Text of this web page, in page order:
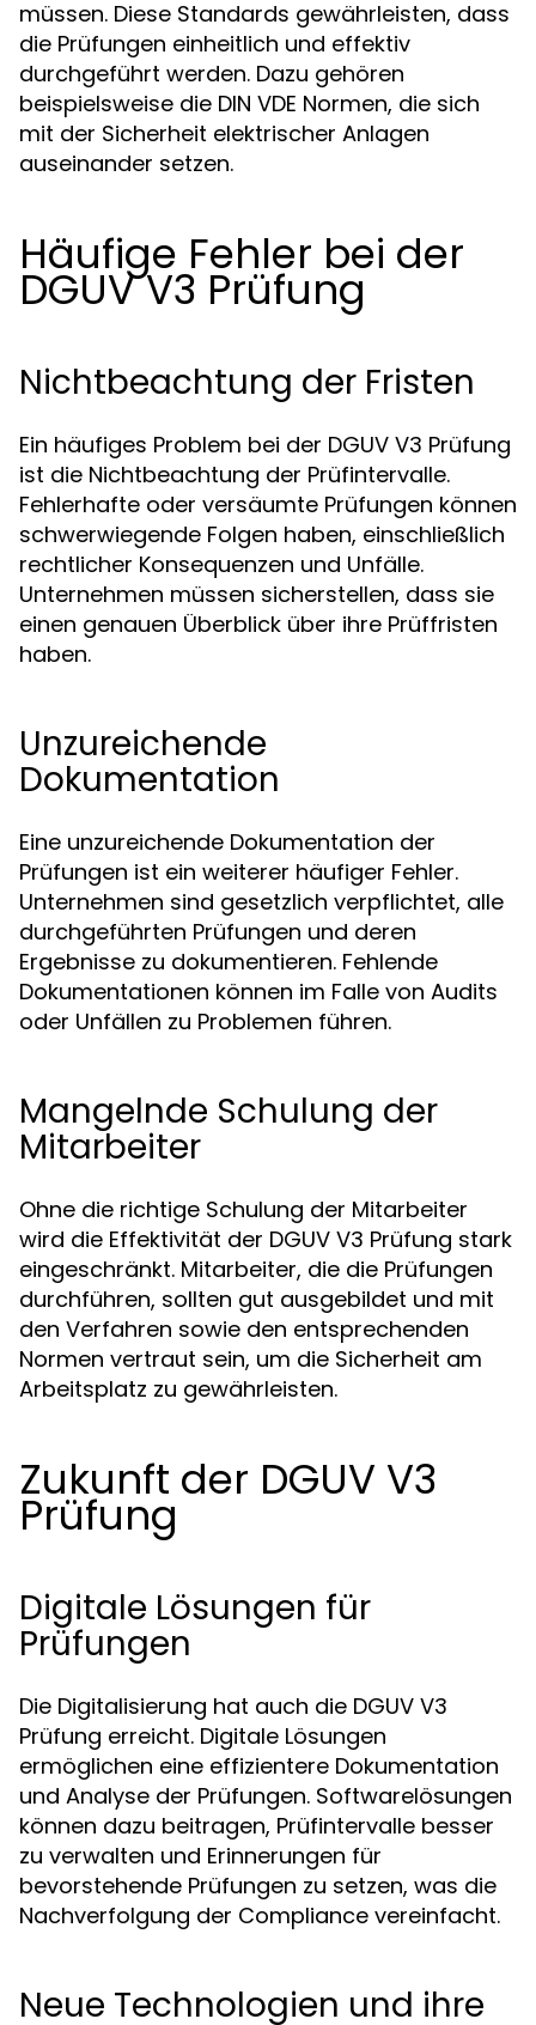
müssen. Diese Standards gewährleisten, dass
die Prüfungen einheitlich und effektiv
durchgeführt werden. Dazu gehören
beispielsweise die DIN VDE Normen, die sich
mit der Sicherheit elektrischer Anlagen
auseinander setzen.
Häufige Fehler bei der
DGUV V3 Prüfung
Nichtbeachtung der Fristen
Ein häufiges Problem bei der DGUV V3 Prüfung
ist die Nichtbeachtung der Prüfintervalle.
Fehlerhafte oder versäumte Prüfungen können
schwerwiegende Folgen haben, einschließlich
rechtlicher Konsequenzen und Unfälle.
Unternehmen müssen sicherstellen, dass sie
einen genauen Überblick über ihre Prüffristen
haben.
Unzureichende
Dokumentation
Eine unzureichende Dokumentation der
Prüfungen ist ein weiterer häufiger Fehler.
Unternehmen sind gesetzlich verpflichtet, alle
durchgeführten Prüfungen und deren
Ergebnisse zu dokumentieren. Fehlende
Dokumentationen können im Falle von Audits
oder Unfällen zu Problemen führen.
Mangelnde Schulung der
Mitarbeiter
Ohne die richtige Schulung der Mitarbeiter
wird die Effektivität der DGUV V3 Prüfung stark
eingeschränkt. Mitarbeiter, die die Prüfungen
durchführen, sollten gut ausgebildet und mit
den Verfahren sowie den entsprechenden
Normen vertraut sein, um die Sicherheit am
Arbeitsplatz zu gewährleisten.
Zukunft der DGUV V3
Prüfung
Digitale Lösungen für
Prüfungen
Die Digitalisierung hat auch die DGUV V3
Prüfung erreicht. Digitale Lösungen
ermöglichen eine effizientere Dokumentation
und Analyse der Prüfungen. Softwarelösungen
können dazu beitragen, Prüfintervalle besser
zu verwalten und Erinnerungen für
bevorstehende Prüfungen zu setzen, was die
Nachverfolgung der Compliance vereinfacht.
Neue Technologien und ihre